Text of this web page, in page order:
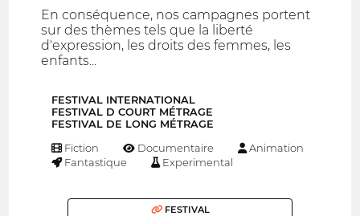
En conséquence, nos campagnes portent
sur des thèmes tels que la liberté
d'expression, les droits des femmes, les
enfants...
FESTIVAL INTERNATIONAL
FESTIVAL D COURT MÉTRAGE
FESTIVAL DE LONG MÉTRAGE
Fiction Documentaire
Animation
Fantastique
Experimental
FESTIVAL